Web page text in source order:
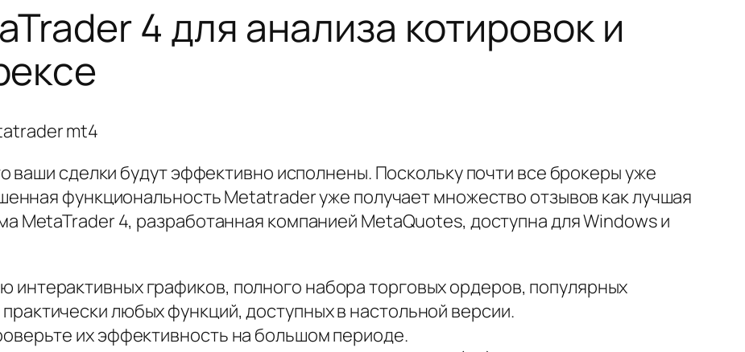
4 для анализа котировок и
ваши сделки будут эффективно исполнены. Поскольку почти все брокеры уже
функциональность Metatrader уже получает множество отзывов как лучшая
MetaTrader 4, разработанная компанией MetaQuotes, доступна для Windows и
интерактивных графиков, полного набора торговых ордеров, популярных
любых функций, доступных в настольной версии.
их эффективность на большом периоде.